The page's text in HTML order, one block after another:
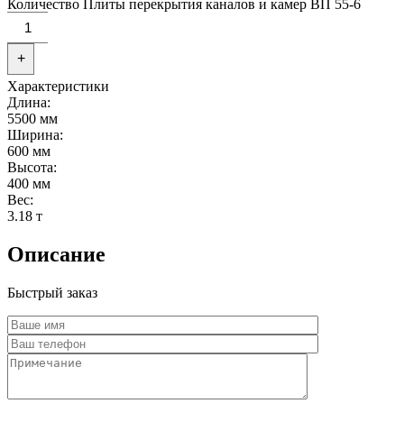
Количество Плиты перекрытия каналов и камер ВП 55-6
+
Характеристики
Длина:
5500 мм
Ширина:
600 мм
Высота:
400 мм
Вес:
3.18 т
Описание
Быстрый заказ